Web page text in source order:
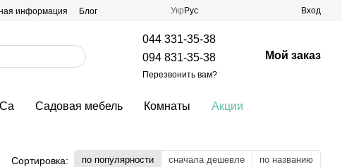
информация Блог Укр Рус Вход
044 331-35-38
094 831-35-38
Перезвонить вам?
Мой заказ
Садовая мебель Комнаты Акции
Сортировка: по популярности сначала дешевле по названию